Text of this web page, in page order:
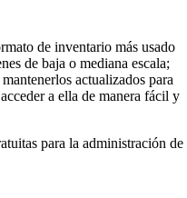
de inventario más usado
de baja o mediana escala;
actualizados para
a ella de manera fácil y
para la administración de